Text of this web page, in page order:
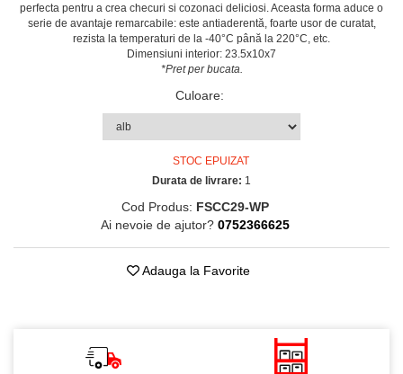
perfecta pentru a crea checuri si cozonaci deliciosi. Aceasta forma aduce o
serie de avantaje remarcabile: este antiaderentă, foarte usor de curatat,
rezista la temperaturi de la -40°C până la 220°C, etc.
Dimensiuni interior: 23.5x10x7
*Pret per bucata.
Culoare:
STOC EPUIZAT
Durata de livrare: 1
Cod Produs: FSCC29-WP
Ai nevoie de ajutor? 0752366625
Adauga la Favorite